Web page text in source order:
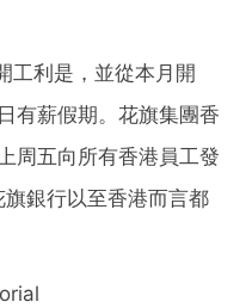
工利是，並從本月開
有薪假期。花旗集團香
周五向所有香港員工發
銀行以至香港而言都